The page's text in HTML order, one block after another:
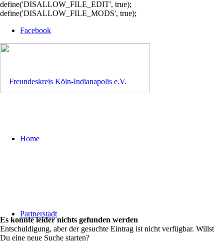
define('DISALLOW_FILE_EDIT', true);
define('DISALLOW_FILE_MODS', true);
Facebook
Home
Partnerstadt
Es konnte leider nichts gefunden werden
Entschuldigung, aber der gesuchte Eintrag ist nicht verfügbar. Willst
Du eine neue Suche starten?